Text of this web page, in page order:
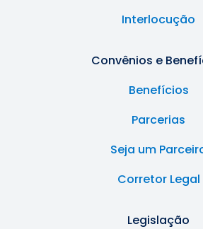
Interlocução
Convênios e
Benefícios
Parcerias
Seja um
Corretor Legal
Legislação